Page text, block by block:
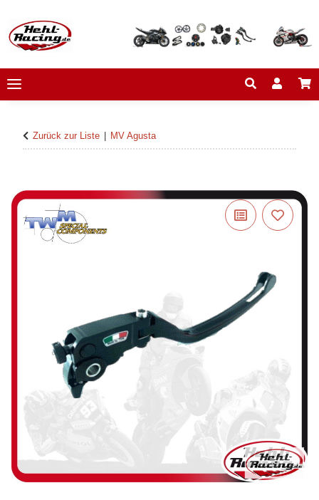
Zurück zur Liste MV Agusta